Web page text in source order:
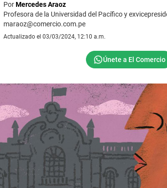
PorMercedes Araoz
Profesora de la Universidad del Pacífico y
maraoz@comercio.com.pe
Actualizado el 03/03/2024, 12:10 a.m.